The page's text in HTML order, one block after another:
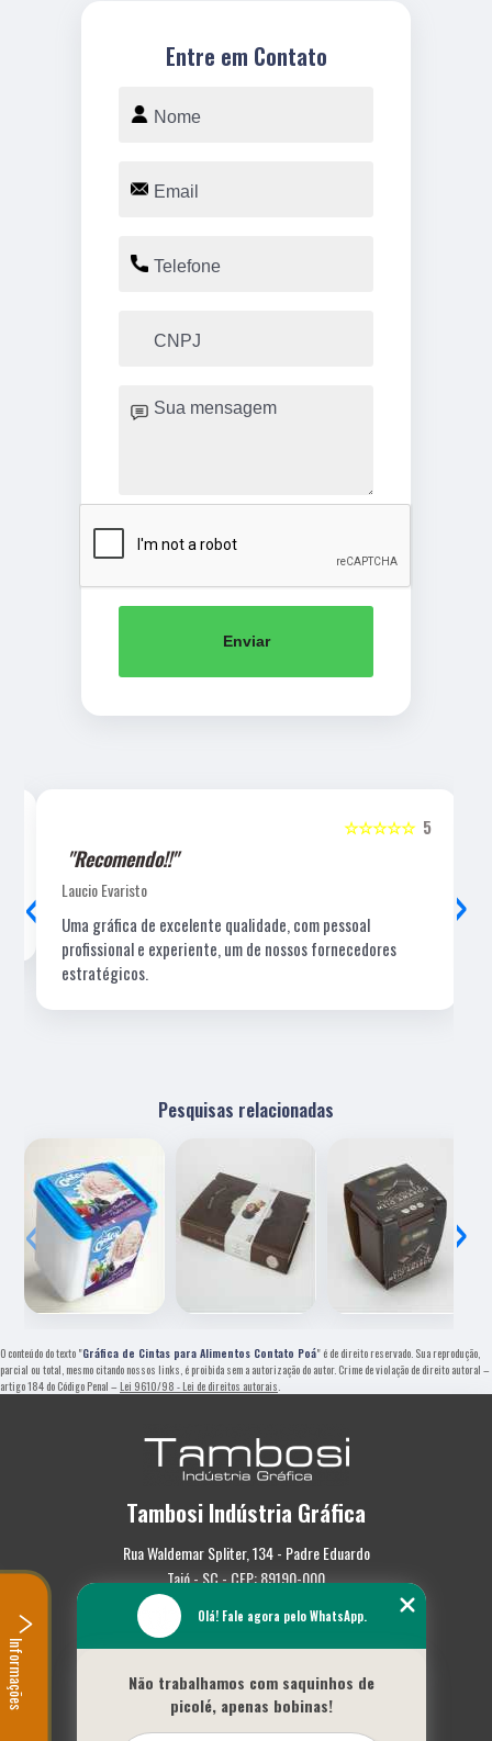
Entre em Contato
Enviar
5
☆☆☆☆☆
"Recomendo!!"
Laucio Evaristo
Uma gráfica de excelente qualidade, com pessoal
profissional e experiente, um de nossos fornecedores
estratégicos.
‹ ›
Pesquisas relacionadas
‹ ›
O conteúdo do texto "Gráfica de Cintas para Alimentos Contato Poá" é de direito reservado. Sua reprodução,
parcial ou total, mesmo citando nossos links, é proibida sem a autorização do autor. Crime de violação de direito autoral –
artigo 184 do Código Penal – Lei 9610/98 - Lei de direitos autorais
Tambosi Indústria Gráfica
Rua Waldemar Spliter, 134 - Padre Eduardo
Taió - SC - CEP: 89190-000
(47) 3562-0587
Empresa
Missão
Serviços
Olá! Fale agora pelo WhatsApp.
Não trabalhamos com saquinhos de
picolé, apenas bobinas!
Informações